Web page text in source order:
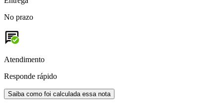
No prazo
Atendimento
Responde rápido
Saiba como foi calculada essa nota